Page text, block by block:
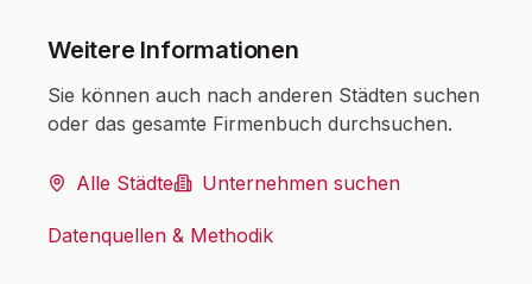
Weitere Informationen
Sie können auch nach anderen Städten suchen
oder das gesamte Firmenbuch durchsuchen.
Alle Städte Unternehmen suchen
Datenquellen & Methodik